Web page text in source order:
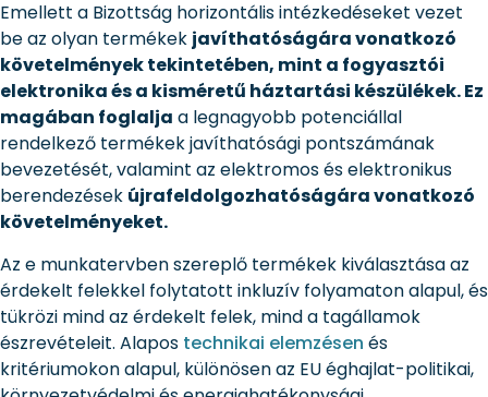
Emellett a Bizottság horizontális intézkedéseket vezet
be az olyan termékek javíthatóságára vonatkozó
követelmények tekintetében, mint a fogyasztói
elektronika és a kisméretű háztartási készülékek. Ez
magában foglalja a legnagyobb potenciállal
rendelkező termékek javíthatósági pontszámának
bevezetését, valamint az elektromos és elektronikus
berendezések újrafeldolgozhatóságára vonatkozó
követelményeket.
Az e munkatervben szereplő termékek kiválasztása az
érdekelt felekkel folytatott inkluzív folyamaton alapul, és
tükrözi mind az érdekelt felek, mind a tagállamok
észrevételeit. Alapos technikai elemzésen és
kritériumokon alapul, különösen az EU éghajlat-politikai,